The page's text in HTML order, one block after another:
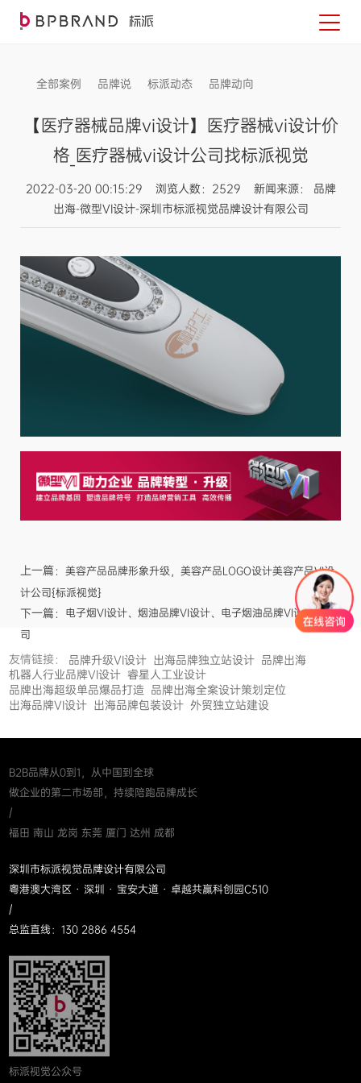
全部案例 品牌说 标派动态 品牌动向
【医疗器械品牌vi设计】医疗器械vi设计价
格_医疗器械vi设计公司找标派视觉
2022-03-20 00:15:29 浏览人数：2529 新闻来源： 品牌
出海-微型VI设计-深圳市标派视觉品牌设计有限公司
上一篇： 美容产品品牌形象升级，美容产品LOGO设计美容产品VI设
计公司{标派视觉}
下一篇： 电子烟VI设计、烟油品牌VI设计、电子烟油品牌VI设计公
司
友情链接： 品牌升级VI设计 出海品牌独立站设计 品牌出海
机器人行业品牌VI设计 睿星人工业设计
品牌出海超级单品爆品打造 品牌出海全案设计策划定位
出海品牌VI设计 出海品牌包装设计 外贸独立站建设
B2B品牌从0到1，从中国到全球
做企业的第二市场部，持续陪跑品牌成长
/
福田 南山 龙岗 东莞 厦门 达州 成都
深圳市标派视觉品牌设计有限公司
粤港澳大湾区 · 深圳 · 宝安大道 · 卓越共赢科创园C510
/
总监直线：130 2886 4554
标派视觉公众号